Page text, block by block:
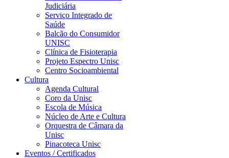
Judiciária
Serviço Integrado de
Saúde
Balcão do Consumidor
UNISC
Clínica de Fisioterapia
Projeto Espectro Unisc
Centro Socioambiental
Cultura
Agenda Cultural
Coro da Unisc
Escola de Música
Núcleo de Arte e Cultura
Orquestra de Câmara da
Unisc
Pinacoteca Unisc
Eventos / Certificados